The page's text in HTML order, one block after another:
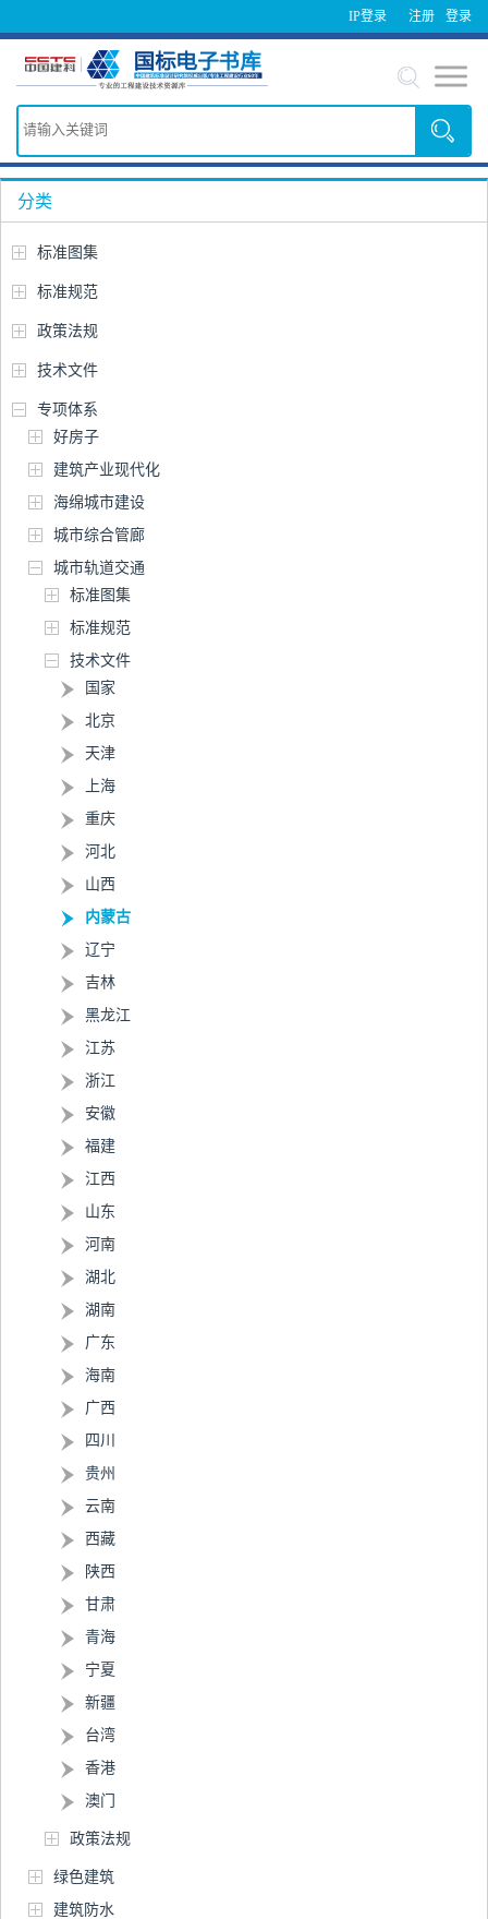
IP登录 登录
注册
分类
标准图集
标准规范
政策法规
技术文件
专项体系
好房子
建筑产业现代化
海绵城市建设
城市综合管廊
城市轨道交通
标准图集
标准规范
技术文件
国家
北京
天津
上海
重庆
河北
山西
内蒙古
辽宁
吉林
黑龙江
江苏
浙江
安徽
福建
江西
山东
河南
湖北
湖南
广东
海南
广西
四川
贵州
云南
西藏
陕西
甘肃
青海
宁夏
新疆
台湾
香港
澳门
政策法规
绿色建筑
建筑防水